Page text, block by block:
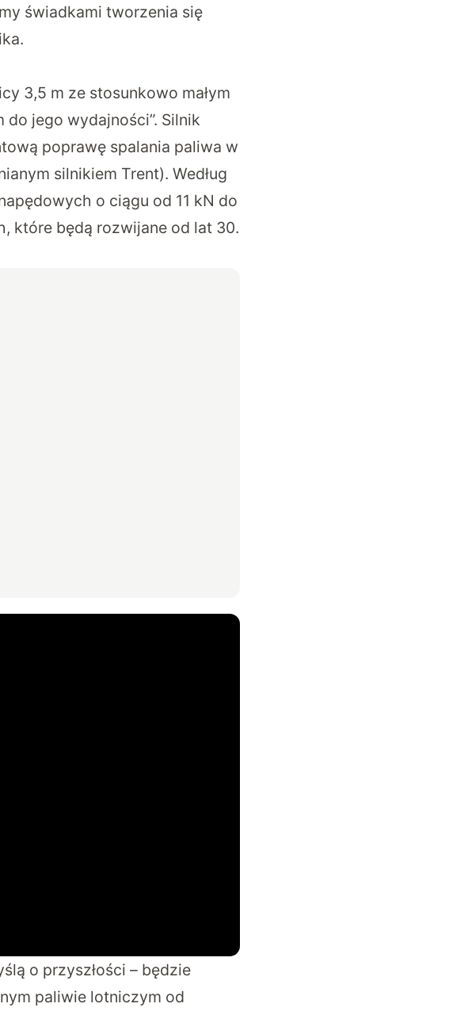
świadkami tworzenia się
3,5 m ze stosunkowo małym
do jego wydajności”. Silnik
poprawę spalania paliwa w
silnikiem Trent). Według
o ciągu od 11 kN do
które będą rozwijane od lat 30.
o przyszłości – będzie
paliwie lotniczym od